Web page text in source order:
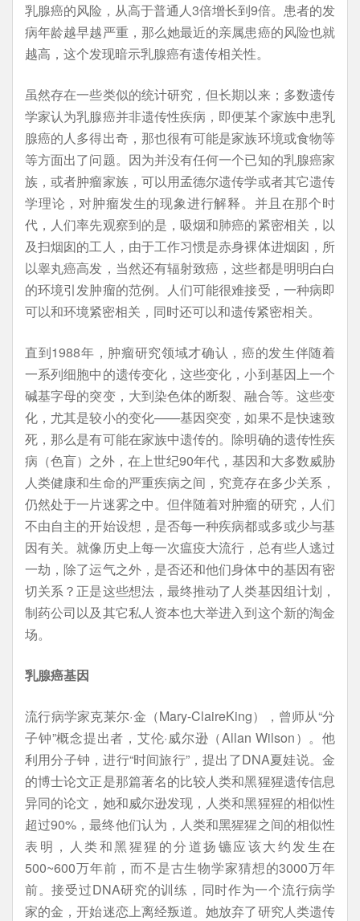
乳腺癌的风险，从高于普通人3倍增长到9倍。患者的发
病年龄越早越严重，那么她最近的亲属患癌的风险也就
越高，这个发现暗示乳腺癌有遗传相关性。
虽然存在一些类似的统计研究，但长期以来；多数遗传
学家认为乳腺癌并非遗传性疾病，即便某个家族中患乳
腺癌的人多得出奇，那也很有可能是家族环境或食物等
等方面出了问题。因为并没有任何一个已知的乳腺癌家
族，或者肿瘤家族，可以用孟德尔遗传学或者其它遗传
学理论，对肿瘤发生的现象进行解释。并且在那个时
代，人们率先观察到的是，吸烟和肺癌的紧密相关，以
及扫烟囱的工人，由于工作习惯是赤身裸体进烟囱，所
以睾丸癌高发，当然还有辐射致癌，这些都是明明白白
的环境引发肿瘤的范例。人们可能很难接受，一种病即
可以和环境紧密相关，同时还可以和遗传紧密相关。
直到1988年，肿瘤研究领域才确认，癌的发生伴随着
一系列细胞中的遗传变化，这些变化，小到基因上一个
碱基字母的突变，大到染色体的断裂、融合等。这些变
化，尤其是较小的变化——基因突变，如果不是快速致
死，那么是有可能在家族中遗传的。除明确的遗传性疾
病（色盲）之外，在上世纪90年代，基因和大多数威胁
人类健康和生命的严重疾病之间，究竟存在多少关系，
仍然处于一片迷雾之中。但伴随着对肿瘤的研究，人们
不由自主的开始设想，是否每一种疾病都或多或少与基
因有关。就像历史上每一次瘟疫大流行，总有些人逃过
一劫，除了运气之外，是否还和他们身体中的基因有密
切关系？正是这些想法，最终推动了人类基因组计划，
制药公司以及其它私人资本也大举进入到这个新的淘金
场。
乳腺癌基因
流行病学家克莱尔·金（Mary-ClaireKing），曾师从“分
子钟”概念提出者，艾伦·威尔逊（Allan Wilson）。他
利用分子钟，进行“时间旅行”，提出了DNA夏娃说。金
的博士论文正是那篇著名的比较人类和黑猩猩遗传信息
异同的论文，她和威尔逊发现，人类和黑猩猩的相似性
超过90%，最终他们认为，人类和黑猩猩之间的相似性
表明，人类和黑猩猩的分道扬镳应该大约发生在
500~600万年前，而不是古生物学家猜想的3000万年
前。接受过DNA研究的训练，同时作为一个流行病学
家的金，开始迷恋上离经叛道。她放弃了研究人类遗传